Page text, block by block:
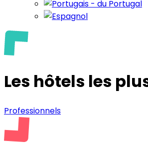
Les hôtels les
Professionnels